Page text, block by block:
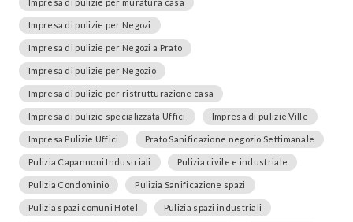
Impresa di pulizie per muratura casa
Impresa di pulizie per Negozi
Impresa di pulizie per Negozi a Prato
Impresa di pulizie per Negozio
Impresa di pulizie per ristrutturazione casa
Impresa di pulizie specializzata Uffici Impresa di pulizie Ville
Impresa Pulizie Uffici Prato Sanificazione negozio Settimanale
Pulizia Capannoni Industriali Pulizia civile e industriale
Pulizia Condominio Pulizia Sanificazione spazi
Pulizia spazi comuni Hotel Pulizia spazi industriali